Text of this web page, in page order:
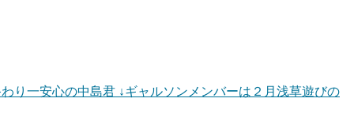
り一安心の中島君 ↓ギャルソンメンバーは２月浅草遊びの